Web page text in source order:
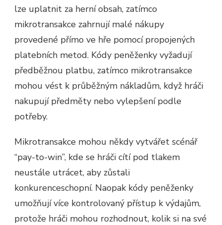
lze uplatnit za herní obsah, zatímco
mikrotransakce zahrnují malé nákupy
provedené přímo ve hře pomocí propojených
platebních metod. Kódy peněženky vyžadují
předběžnou platbu, zatímco mikrotransakce
mohou vést k průběžným nákladům, když hráči
nakupují předměty nebo vylepšení podle
potřeby.
Mikrotransakce mohou někdy vytvářet scénář
“pay-to-win”, kde se hráči cítí pod tlakem
neustále utrácet, aby zůstali
konkurenceschopní. Naopak kódy peněženky
umožňují více kontrolovaný přístup k výdajům,
protože hráči mohou rozhodnout, kolik si na své